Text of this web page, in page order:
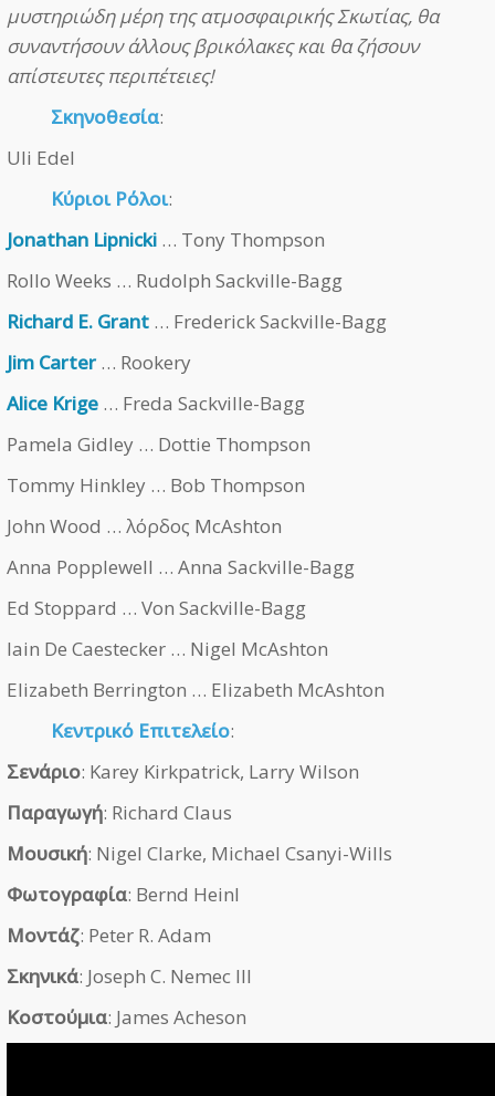
μυστηριώδη μέρη της ατμοσφαιρικής Σκωτίας, θα
συναντήσουν άλλους βρικόλακες και θα ζήσουν
απίστευτες περιπέτειες!
Σκηνοθεσία:
Uli Edel
Κύριοι Ρόλοι:
Jonathan Lipnicki … Tony Thompson
Rollo Weeks … Rudolph Sackville-Bagg
Richard E. Grant … Frederick Sackville-Bagg
Jim Carter … Rookery
Alice Krige … Freda Sackville-Bagg
Pamela Gidley … Dottie Thompson
Tommy Hinkley … Bob Thompson
John Wood … λόρδος McAshton
Anna Popplewell … Anna Sackville-Bagg
Ed Stoppard … Von Sackville-Bagg
Iain De Caestecker … Nigel McAshton
Elizabeth Berrington … Elizabeth McAshton
Κεντρικό Επιτελείο:
Σενάριο: Karey Kirkpatrick, Larry Wilson
Παραγωγή: Richard Claus
Μουσική: Nigel Clarke, Michael Csanyi-Wills
Φωτογραφία: Bernd Heinl
Μοντάζ: Peter R. Adam
Σκηνικά: Joseph C. Nemec III
Κοστούμια: James Acheson